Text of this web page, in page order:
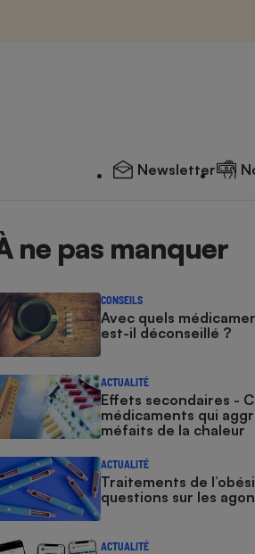
Newsletter
ne pas manquer
CONSEILS
Avec quels
est-il déconseillé ?
ACTUALITÉ
Effets secondaires -
médicaments qui
méfaits de la chaleur
ACTUALITÉ
Traitements de
questions sur les
ACTUALITÉ